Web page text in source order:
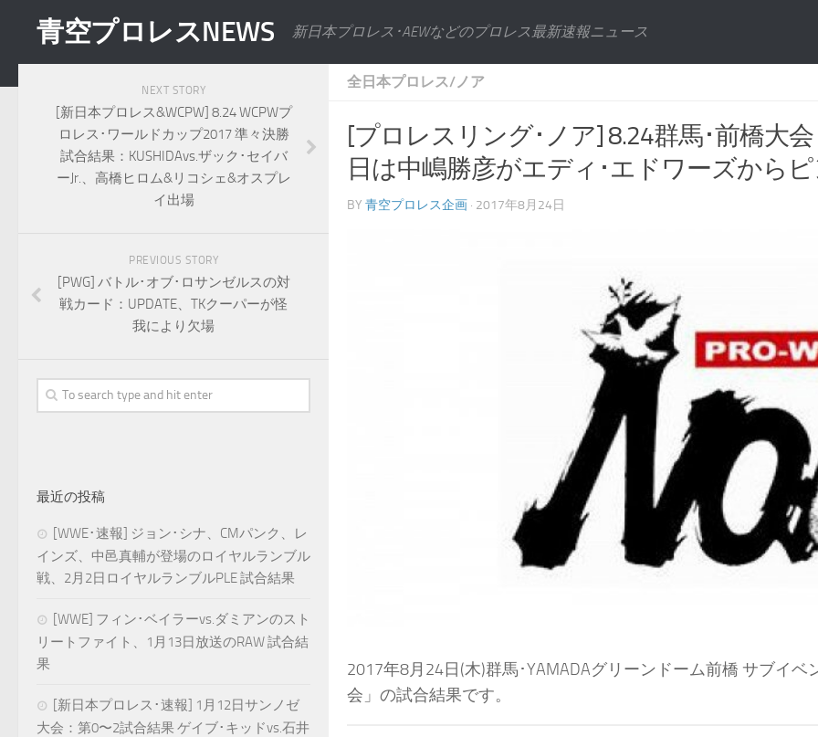
青空プロレスNEWS 新日本プロレス･AEWなどのプロレス最新速報ニュース
全日本プロレス/ノア
[プロレスリング･ノア] 8.24群馬･前橋大会
日は中嶋勝彦がエディ･エドワーズからピ
BY 青空プロレス企画 · 2017年8月24日
2017年8月24日(木)群馬･YAMADAグリーンドーム前橋 サブイベ
会」の試合結果です。
NEXT STORY
[新日本プロレス&WCPW] 8.24 WCPWプ
ロレス･ワールドカップ2017 準々決勝
試合結果：KUSHIDAvs.ザック･セイバ
ーJr.、高橋ヒロム&リコシェ&オスプレ
イ出場
PREVIOUS STORY
[PWG] バトル･オブ･ロサンゼルスの対
戦カード：UPDATE、TKクーパーが怪
我により欠場
最近の投稿
[WWE･速報] ジョン･シナ、CMパンク、レ
インズ、中邑真輔が登場のロイヤルランブル
戦、2月2日ロイヤルランブルPLE 試合結果
[WWE] フィン･ベイラーvs.ダミアンのスト
リートファイト、1月13日放送のRAW 試合結
果
[新日本プロレス･速報] 1月12日サンノゼ
大会：第0〜2試合結果 ゲイブ･キッドvs.石井